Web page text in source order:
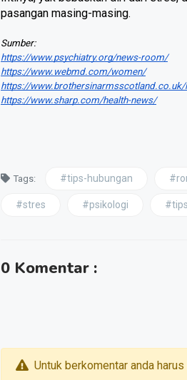
pasangan masing-masing.
Sumber:
https://www.psychiatry.org/news-room/
https://www.webmd.com/women/
https://
https://www.sharp.com/health-news/
Tags: #tips-hubungan
#stres #psikologi
0 Komentar :
Untuk berkomentar anda harus